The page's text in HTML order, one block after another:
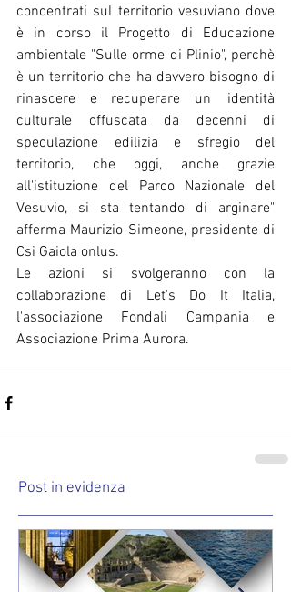
concentrati sul territorio vesuviano dove
è in corso il Progetto di Educazione
ambientale "Sulle orme di Plinio", perchè
è un territorio che ha davvero bisogno di
rinascere e recuperare un 'identità
culturale offuscata da decenni di
speculazione edilizia e sfregio del
territorio, che oggi, anche grazie
all'istituzione del Parco Nazionale del
Vesuvio, si sta tentando di arginare"
afferma Maurizio Simeone, presidente di
Csi Gaiola onlus.
Le azioni si svolgeranno con la
collaborazione di Let's Do It Italia,
l'associazione Fondali Campania e
Associazione Prima Aurora.
Post in evidenza